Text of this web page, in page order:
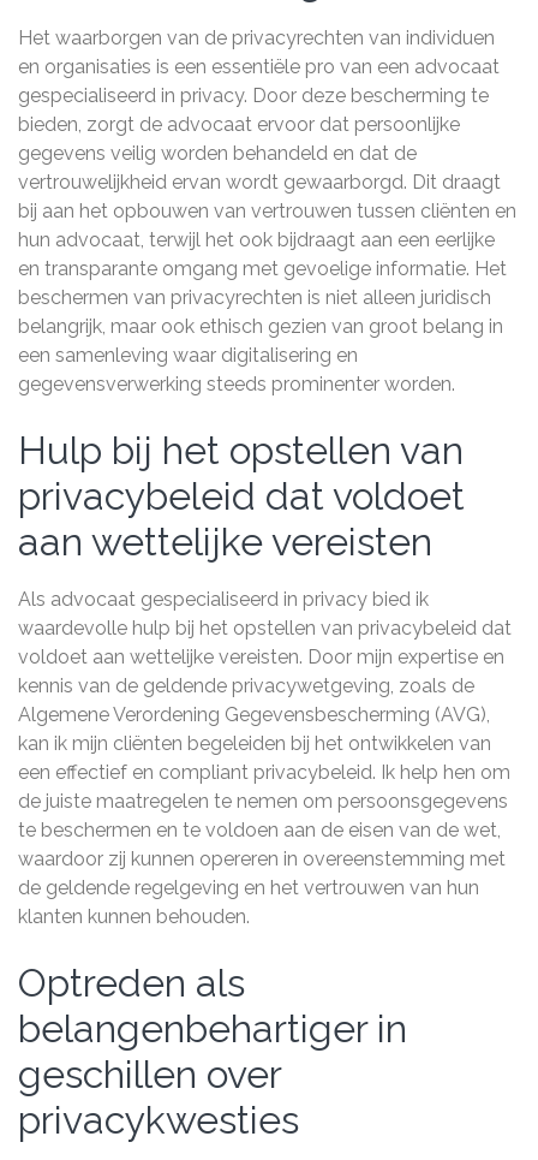
Het waarborgen van de privacyrechten van individuen
en organisaties is een essentiële pro van een advocaat
gespecialiseerd in privacy. Door deze bescherming te
bieden, zorgt de advocaat ervoor dat persoonlijke
gegevens veilig worden behandeld en dat de
vertrouwelijkheid ervan wordt gewaarborgd. Dit draagt
bij aan het opbouwen van vertrouwen tussen cliënten en
hun advocaat, terwijl het ook bijdraagt aan een eerlijke
en transparante omgang met gevoelige informatie. Het
beschermen van privacyrechten is niet alleen juridisch
belangrijk, maar ook ethisch gezien van groot belang in
een samenleving waar digitalisering en
gegevensverwerking steeds prominenter worden.
Hulp bij het opstellen van
privacybeleid dat voldoet
aan wettelijke vereisten
Als advocaat gespecialiseerd in privacy bied ik
waardevolle hulp bij het opstellen van privacybeleid dat
voldoet aan wettelijke vereisten. Door mijn expertise en
kennis van de geldende privacywetgeving, zoals de
Algemene Verordening Gegevensbescherming (AVG),
kan ik mijn cliënten begeleiden bij het ontwikkelen van
een effectief en compliant privacybeleid. Ik help hen om
de juiste maatregelen te nemen om persoonsgegevens
te beschermen en te voldoen aan de eisen van de wet,
waardoor zij kunnen opereren in overeenstemming met
de geldende regelgeving en het vertrouwen van hun
klanten kunnen behouden.
Optreden als
belangenbehartiger in
geschillen over
privacykwesties